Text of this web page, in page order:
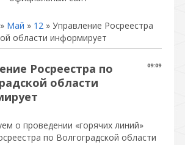
» Май » 12 » Управление Росреестра
области информирует
09:09
Росреестра по
области
о проведении «горячих линий»
по Волгоградской области